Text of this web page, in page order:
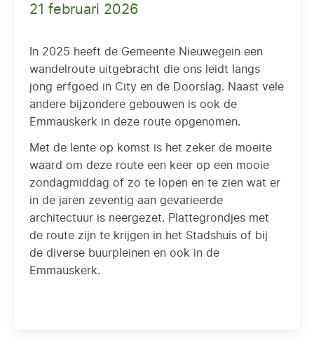
21 februari 2026
In 2025 heeft de Gemeente Nieuwegein een
wandelroute uitgebracht die ons leidt langs
jong erfgoed in City en de Doorslag. Naast vele
andere bijzondere gebouwen is ook de
Emmauskerk in deze route opgenomen.
Met de lente op komst is het zeker de moeite
waard om deze route een keer op een mooie
zondagmiddag of zo te lopen en te zien wat er
in de jaren zeventig aan gevarieerde
architectuur is neergezet. Plattegrondjes met
de route zijn te krijgen in het Stadshuis of bij
de diverse buurpleinen en ook in de
Emmauskerk.